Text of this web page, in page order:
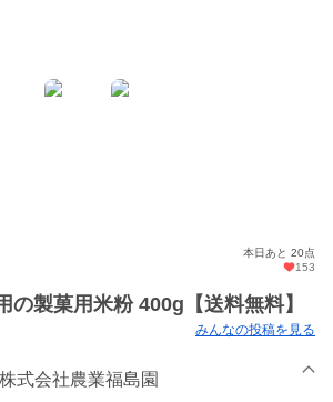
本日あと 20点
153
の製菓用米粉 400g【送料無料】
みんなの投稿を見る
式会社農業福島園